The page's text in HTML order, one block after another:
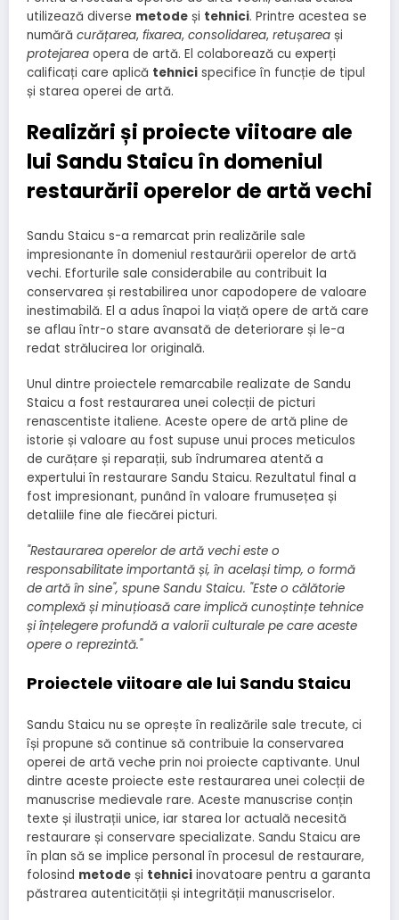
utilizează diverse metode și tehnici. Printre acestea se
numără curățarea, fixarea, consolidarea, retușarea și
protejarea opera de artă. El colaborează cu experți
calificați care aplică tehnici specifice în funcție de tipul
și starea operei de artă.
Realizări și proiecte viitoare ale
lui Sandu Staicu în domeniul
restaurării operelor de artă vechi
Sandu Staicu s-a remarcat prin realizările sale
impresionante în domeniul restaurării operelor de artă
vechi. Eforturile sale considerabile au contribuit la
conservarea și restabilirea unor capodopere de valoare
inestimabilă. El a adus înapoi la viață opere de artă care
se aflau într-o stare avansată de deteriorare și le-a
redat strălucirea lor originală.
Unul dintre proiectele remarcabile realizate de Sandu
Staicu a fost restaurarea unei colecții de picturi
renascentiste italiene. Aceste opere de artă pline de
istorie și valoare au fost supuse unui proces meticulos
de curățare și reparații, sub îndrumarea atentă a
expertului în restaurare Sandu Staicu. Rezultatul final a
fost impresionant, punând în valoare frumusețea și
detaliile fine ale fiecărei picturi.
"Restaurarea operelor de artă vechi este o
responsabilitate importantă și, în același timp, o formă
de artă în sine", spune Sandu Staicu. "Este o călătorie
complexă și minuțioasă care implică cunoștințe tehnice
și înțelegere profundă a valorii culturale pe care aceste
opere o reprezintă."
Proiectele viitoare ale lui Sandu Staicu
Sandu Staicu nu se oprește în realizările sale trecute, ci
își propune să continue să contribuie la conservarea
operei de artă veche prin noi proiecte captivante. Unul
dintre aceste proiecte este restaurarea unei colecții de
manuscrise medievale rare. Aceste manuscrise conțin
texte și ilustrații unice, iar starea lor actuală necesită
restaurare și conservare specializate. Sandu Staicu are
în plan să se implice personal în procesul de restaurare,
folosind metode și tehnici inovatoare pentru a garanta
păstrarea autenticității și integrității manuscriselor.